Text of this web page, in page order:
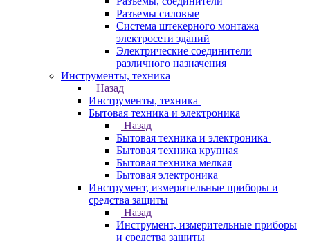
Разъемы силовые
Система штекерного монтажа
электросети зданий
Электрические соединители
различного назначения
Инструменты, техника
Назад
Инструменты, техника
Бытовая техника и электроника
Назад
Бытовая техника и электроника
Бытовая техника крупная
Бытовая техника мелкая
Бытовая электроника
Инструмент, измерительные приборы и
средства защиты
Назад
Инструмент, измерительные приборы
и средства защиты